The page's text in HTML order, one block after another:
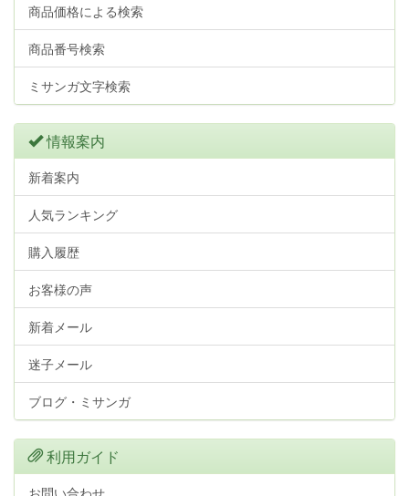
商品価格による検索
商品番号検索
ミサンガ文字検索
情報案内
新着案内
人気ランキング
購入履歴
お客様の声
新着メール
迷子メール
ブログ・ミサンガ
利用ガイド
お問い合わせ